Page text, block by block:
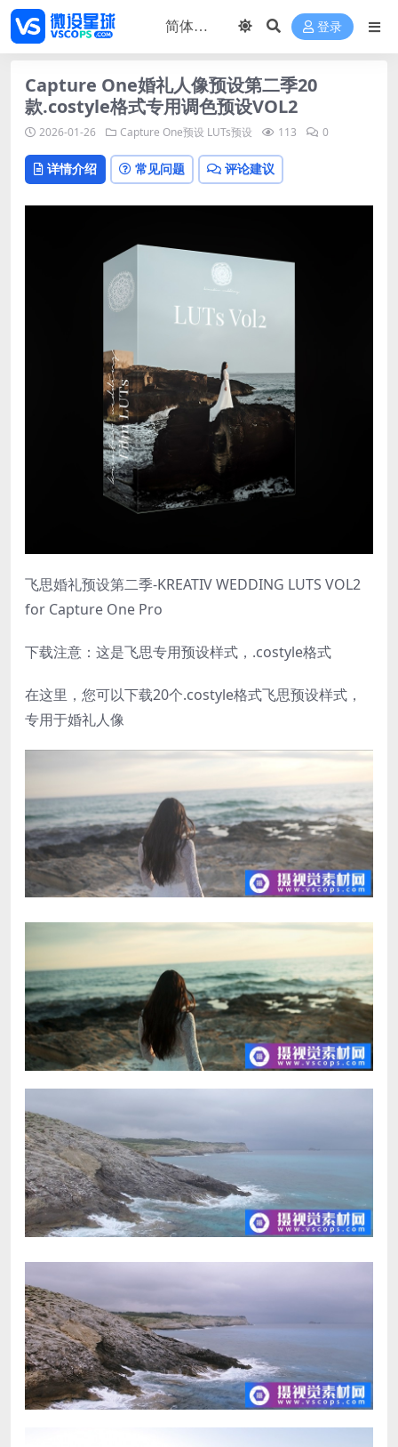
登录
Capture One婚礼人像预设第二季20
款.costyle格式专用调色预设VOL2
2026-01-26 Capture One预设 LUTs预设 113 0
详情介绍 常见问题 评论建议
飞思婚礼预设第二季-KREATIV WEDDING LUTS VOL2
for Capture One Pro
下载注意：这是飞思专用预设样式，.costyle格式
在这里，您可以下载20个.costyle格式飞思预设样式，
专用于婚礼人像